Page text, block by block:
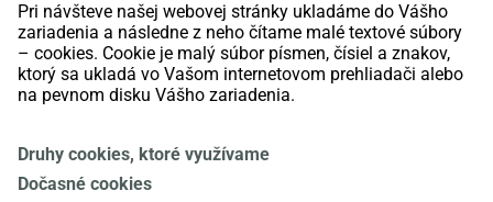
Pri návšteve našej webovej stránky ukladáme do Vášho
zariadenia a následne z neho čítame malé textové súbory
– cookies. Cookie je malý súbor písmen, čísiel a znakov,
ktorý sa ukladá vo Vašom internetovom prehliadači alebo
na pevnom disku Vášho zariadenia.
Druhy cookies, ktoré využívame
Dočasné cookies